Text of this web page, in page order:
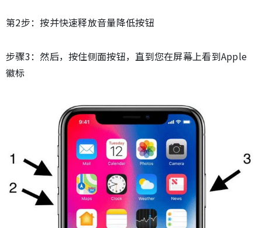
第2步：按并快速释放音量降低按钮
步骤3：然后，按住侧面按钮，直到您在屏幕上看到Apple
徽标